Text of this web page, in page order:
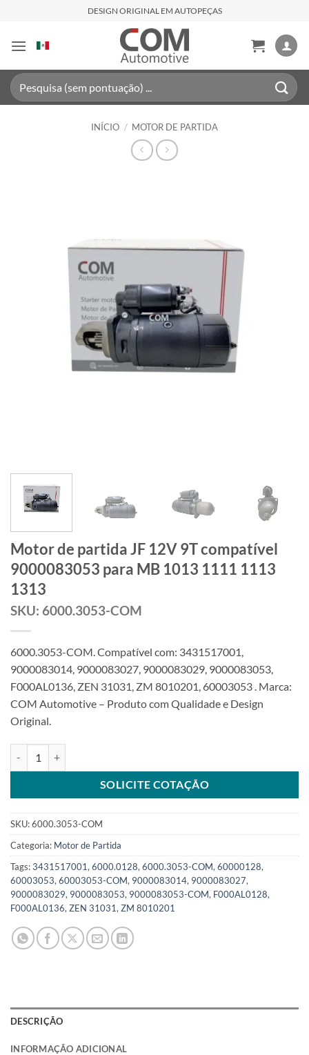
content
DESIGN ORIGINAL EM AUTOPEÇAS
Pesquisar
por:
INÍCIO / MOTOR DE PARTIDA
Motor de partida JF 12V 9T compatível
9000083053 para MB 1013 1111 1113
1313
SKU: 6000.3053-COM
6000.3053-COM. Compatível com: 3431517001,
9000083014, 9000083027, 9000083029, 9000083053,
F000AL0136, ZEN 31031, ZM 8010201, 60003053 . Marca:
COM Automotive – Produto com Qualidade e Design
Original.
SOLICITE COTAÇÃO
SKU:6000.3053-COM
Categoria: Motor de Partida
Tags:3431517001, 6000.0128, 6000.3053-COM, 60000128,
60003053, 60003053-COM, 9000083014, 9000083027,
9000083029, 9000083053, 9000083053-COM, F000AL0128,
F000AL0136, ZEN 31031, ZM 8010201
DESCRIÇÃO
INFORMAÇÃO ADICIONAL